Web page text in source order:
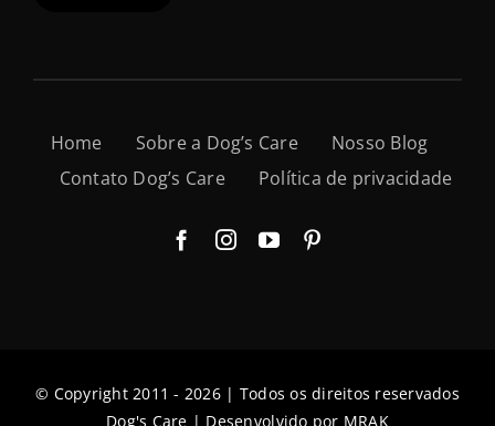
Home Sobre a Dog’s Care
Nosso Blog
Contato Dog’s Care
Política de privacidade
© Copyright 2011 - 2026 | Todos os direitos reservados
Dog's Care | Desenvolvido por MRAK